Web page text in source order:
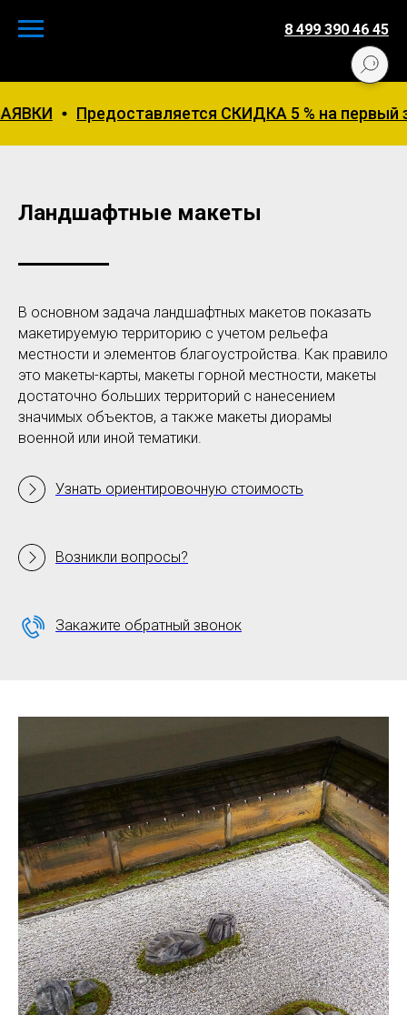
СКИДКА 5 % на первый заказ. Жмите
8 499 390 46 45
Ландшафтные макеты
В основном задача ландшафтных макетов показать
макетируемую территорию с учетом рельефа
местности и элементов благоустройства. Как правило
это макеты-карты, макеты горной местности, макеты
достаточно больших территорий с нанесением
значимых объектов, а также макеты диорамы
военной или иной тематики.
Узнать ориентировочную стоимость
Возникли вопросы?
Закажите обратный звонок